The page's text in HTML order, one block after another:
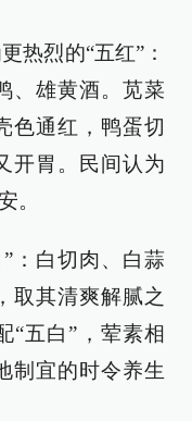
热烈的“五红”：
、雄黄酒。苋菜
色通红，鸭蛋切
开胃。民间认为
。
：白切肉、白蒜
取其清爽解腻之
“五白”，荤素相
制宜的时令养生